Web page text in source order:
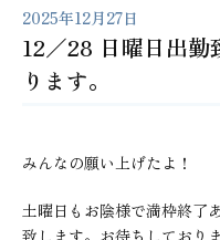
2025年12月27日
12／28 日曜日出勤
ります。
みんなの願い上げたよ！
土曜日もお陰様で満枠終了
致します。お待ちしておりま